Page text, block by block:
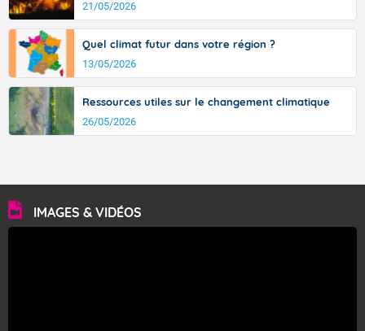
21/05/2026
Quel climat futur dans votre région ?
13/05/2026
Ressources utiles sur le changement climatique
26/05/2026
IMAGES & VIDÉOS